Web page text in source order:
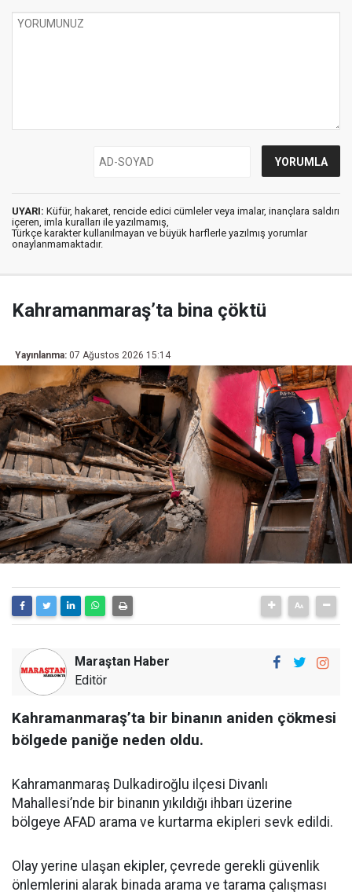
UYARI: Küfür, hakaret, rencide edici cümleler veya imalar, inançlara saldırı
içeren, imla kuralları ile yazılmamış,
Türkçe karakter kullanılmayan ve büyük harflerle yazılmış yorumlar
onaylanmamaktadır.
Kahramanmaraş’ta bina çöktü
Yayınlanma: 07 Ağustos 2026 15:14
Maraştan Haber
Editör
Kahramanmaraş’ta bir binanın aniden çökmesi
bölgede paniğe neden oldu.
Kahramanmaraş Dulkadiroğlu ilçesi Divanlı
Mahallesi’nde bir binanın yıkıldığı ihbarı üzerine
bölgeye AFAD arama ve kurtarma ekipleri sevk edildi.
Olay yerine ulaşan ekipler, çevrede gerekli güvenlik
önlemlerini alarak binada arama ve tarama çalışması